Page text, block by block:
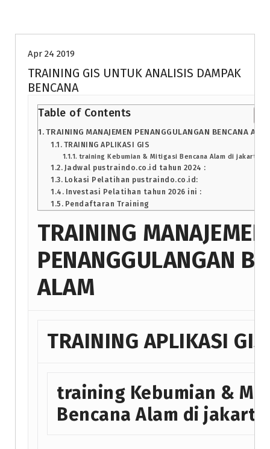
Apr 24 2019
TRAINING GIS UNTUK ANALISIS DAMPAK
BENCANA
Table of Contents
TRAINING MANAJEMEN PENANGGULANGAN BENCANA
TRAINING APLIKASI GIS
training Kebumian & Mitigasi Bencana Alam di jakarta
Jadwal pustraindo.co.id tahun 2024 :
Lokasi Pelatihan pustraindo.co.id:
Investasi Pelatihan tahun 2026 ini :
Pendaftaran Training
TRAINING MANAJEMEN
PENANGGULANGAN
ALAM
TRAINING APLIKASI GIS
training Kebumian &
Bencana Alam di jakarta